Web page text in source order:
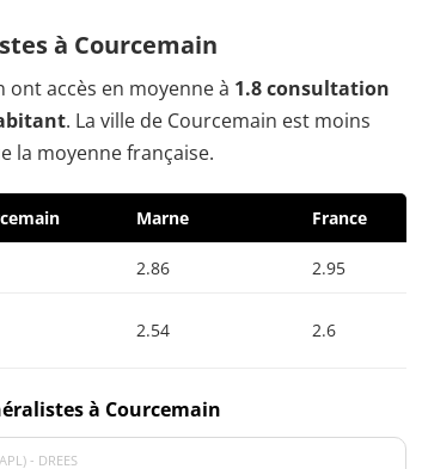
à Courcemain
ont accès en moyenne à 1.8 consultation
. La ville de Courcemain est moins
la moyenne française.
Marne France
2.86 2.95
2.54 2.6
à Courcemain
- DREES